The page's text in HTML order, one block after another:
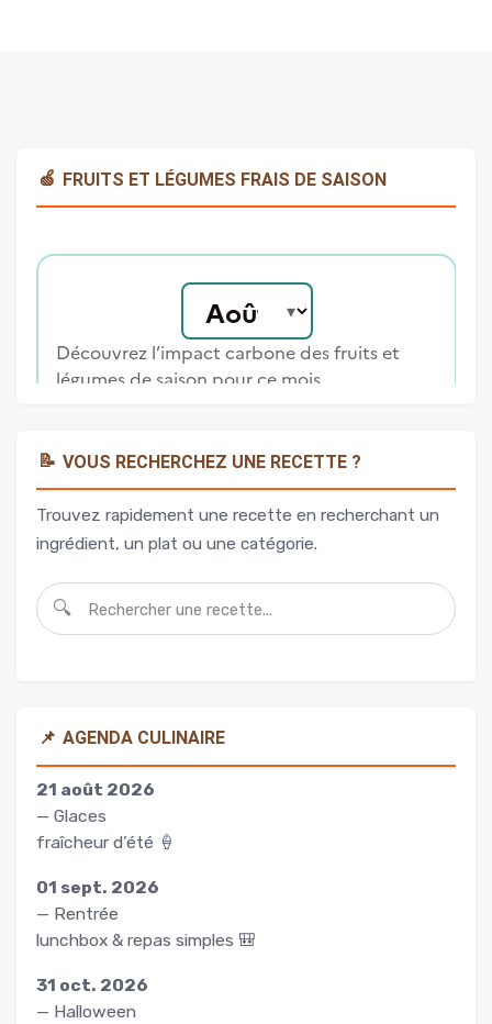
🍏 FRUITS ET LÉGUMES FRAIS DE SAISON
📝 VOUS RECHERCHEZ UNE RECETTE ?
Trouvez rapidement une recette en recherchant un
ingrédient, un plat ou une catégorie.
🔍
📌 AGENDA CULINAIRE
21 août 2026
— Glaces
fraîcheur d’été 🍦
01 sept. 2026
— Rentrée
lunchbox & repas simples 🎒
31 oct. 2026
— Halloween